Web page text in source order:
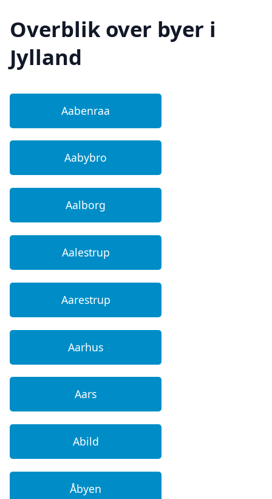
Overblik over byer i
Jylland
Aabenraa
Aabybro
Aalborg
Aalestrup
Aarestrup
Aarhus
Aars
Abild
Åbyen